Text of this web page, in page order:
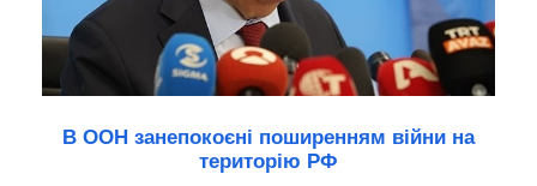
В ООН занепокоєні поширенням війни на
територію РФ